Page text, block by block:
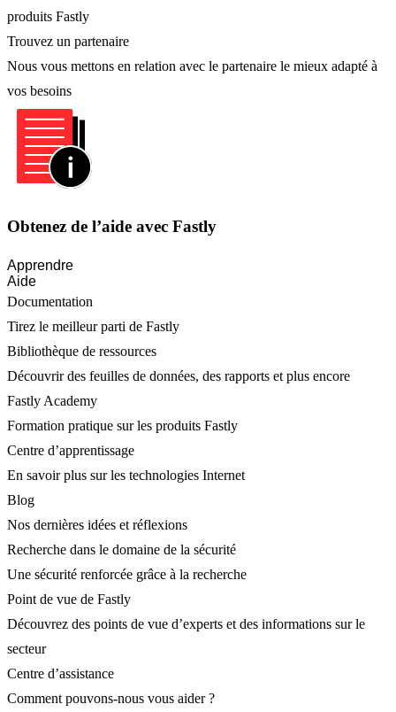
produits Fastly
Trouvez un partenaire
Nous vous mettons en relation avec le partenaire le mieux adapté à
vos besoins
Obtenez de l’aide avec Fastly
Apprendre
Aide
Documentation
Tirez le meilleur parti de Fastly
Bibliothèque de ressources
Découvrir des feuilles de données, des rapports et plus encore
Fastly Academy
Formation pratique sur les produits Fastly
Centre d’apprentissage
En savoir plus sur les technologies Internet
Blog
Nos dernières idées et réflexions
Recherche dans le domaine de la sécurité
Une sécurité renforcée grâce à la recherche
Point de vue de Fastly
Découvrez des points de vue d’experts et des informations sur le
secteur
Centre d’assistance
Comment pouvons-nous vous aider ?